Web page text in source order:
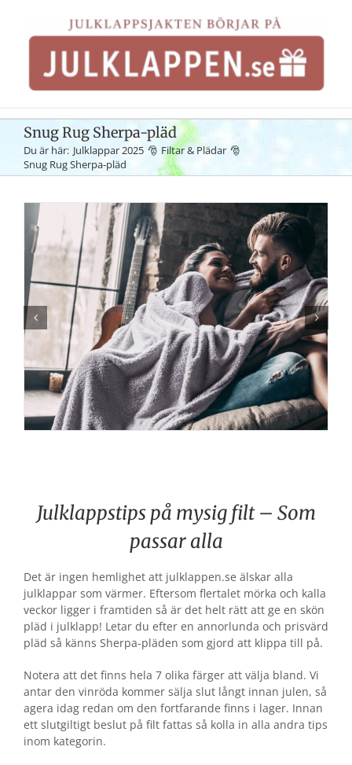
innehållet
Snug Rug Sherpa-pläd
Du är här: Julklappar 2025
Filtar & Plädar
Snug Rug Sherpa-pläd
Julklappstips på mysig filt – Som
passar alla
Det är ingen hemlighet att julklappen.se älskar alla
julklappar som värmer. Eftersom flertalet mörka och kalla
veckor ligger i framtiden så är det helt rätt att ge en skön
pläd i julklapp! Letar du efter en annorlunda och prisvärd
pläd så känns Sherpa-pläden som gjord att klippa till på.
Notera att det finns hela 7 olika färger att välja bland. Vi
antar den vinröda kommer sälja slut långt innan julen, så
agera idag redan om den fortfarande finns i lager. Innan
ett slutgiltigt beslut på filt fattas så kolla in alla andra tips
inom kategorin.